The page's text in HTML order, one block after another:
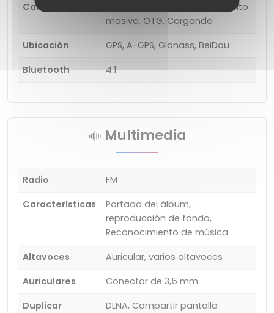
Características
Dispositivo de almacenamiento
masivo, OTG, Cargando
Ubicación
GPS, A-GPS, Glonass, BeiDou
Bluetooth
4.1
Multimedia
Radio
FM
Características
Portada del álbum,
reproducción de fondo,
Reconocimiento de música
Altavoces
Auricular, varios altavoces
Auriculares
Conector de 3,5 mm
Duplicar
DLNA, Compartir pantalla